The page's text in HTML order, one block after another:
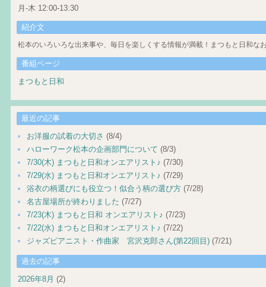
月-木 12:00-13:30
紹介文
松本のいろいろな出来事や、毎日を楽しくする情報が満載！まつもと日和な
番組ページ
まつもと日和
最近の記事
お洋服の試着の大切さ (8/4)
ハローワーク松本の企画部門について (8/3)
7/30(木) まつもと日和オンエアリスト♪ (7/30)
7/29(水) まつもと日和オンエアリスト♪ (7/29)
浴衣の柄選びにも役立つ！似合う柄の選び方 (7/28)
名古屋場所が終わりました (7/27)
7/23(木) まつもと日和 オンエアリスト♪ (7/23)
7/22(水) まつもと日和オンエアリスト♪ (7/22)
ジャズピアニスト・作曲家 宮沢克郎さん(第22回目) (7/21)
過去の記事
2026年8月 (2)